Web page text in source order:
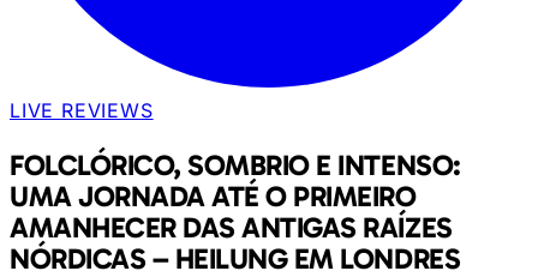
LIVE REVIEWS
FOLCLÓRICO, SOMBRIO E INTENSO:
UMA JORNADA ATÉ O PRIMEIRO
AMANHECER DAS ANTIGAS RAÍZES
NÓRDICAS – HEILUNG EM LONDRES